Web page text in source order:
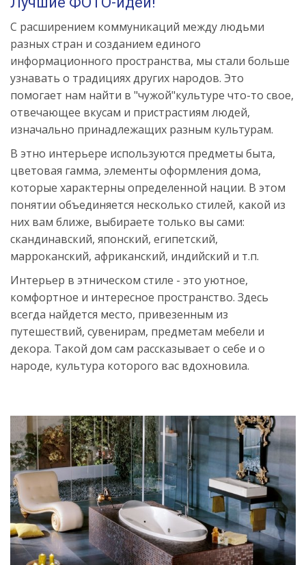
С расширением коммуникаций между людьми
разных стран и созданием единого
информационного пространства, мы стали больше
узнавать о традициях других народов. Это
помогает нам найти в "чужой"культуре что-то свое,
отвечающее вкусам и пристрастиям людей,
изначально принадлежащих разным культурам.
В этно интерьере используются предметы быта,
цветовая гамма, элементы оформления дома,
которые характерны определенной нации. В этом
понятии объединяется несколько стилей, какой из
них вам ближе, выбираете только вы сами:
скандинавский, японский, египетский,
марроканский, африканский, индийский и т.п.
Интерьер в этническом стиле - это уютное,
комфортное и интересное пространство. Здесь
всегда найдется место, привезенным из
путешествий, сувенирам, предметам мебели и
декора. Такой дом сам рассказывает о себе и о
народе, культура которого вас вдохновила.
Источник:https://womanadvice.ru/etno-
stil-
v-
interere-
vse-
tonkosti-
dlya-
oformleniya-